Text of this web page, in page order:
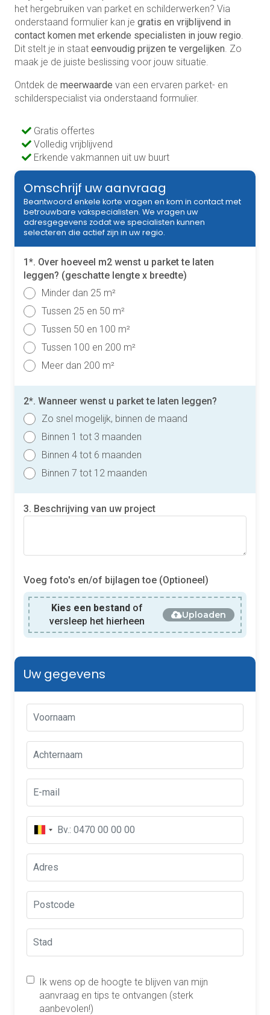
het hergebruiken van parket en schilderwerken? Via
onderstaand formulier kan je gratis en vrijblijvend in
contact komen met erkende specialisten in jouw regio
Dit stelt je in staat eenvoudig prijzen te vergelijken . Zo
maak je de juiste beslissing voor jouw situatie.
Ontdek de meerwaarde van een ervaren parket- en
schilderspecialist via onderstaand formulier.
Gratis offertes
Volledig vrijblijvend
Erkende vakmannen uit uw buurt
Omschrijf uw aanvraag
Beantwoord enkele korte vragen en kom in contact met
betrouwbare vakspecialisten. We vragen uw
adresgegevens zodat we specialisten kunnen
selecteren die actief zijn in uw regio.
1*. Over hoeveel m2 wenst u parket te laten
leggen? (geschatte lengte x breedte)
Minder dan 25 m²
Tussen 25 en 50 m²
Tussen 50 en 100 m²
Tussen 100 en 200 m²
Meer dan 200 m²
2*. Wanneer wenst u parket te laten leggen?
Zo snel mogelijk, binnen de maand
Binnen 1 tot 3 maanden
Binnen 4 tot 6 maanden
Binnen 7 tot 12 maanden
3. Beschrijving van uw project
Voeg foto's en/of bijlagen toe (Optioneel)
Kies een bestand of
versleep het hierheen
Uploaden
Uw gegevens
Ik wens op de hoogte te blijven van mijn
aanvraag en tips te ontvangen (sterk
aanbevolen!)